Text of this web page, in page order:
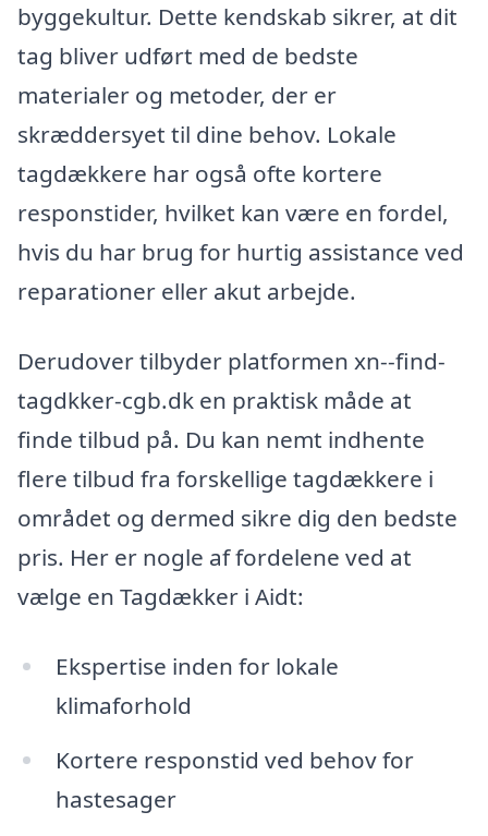
byggekultur. Dette kendskab sikrer, at dit
tag bliver udført med de bedste
materialer og metoder, der er
skræddersyet til dine behov. Lokale
tagdækkere har også ofte kortere
responstider, hvilket kan være en fordel,
hvis du har brug for hurtig assistance ved
reparationer eller akut arbejde.
Derudover tilbyder platformen xn--find-
tagdkker-cgb.dk en praktisk måde at
finde tilbud på. Du kan nemt indhente
flere tilbud fra forskellige tagdækkere i
området og dermed sikre dig den bedste
pris. Her er nogle af fordelene ved at
vælge en Tagdækker i Aidt:
Ekspertise inden for lokale
klimaforhold
Kortere responstid ved behov for
hastesager